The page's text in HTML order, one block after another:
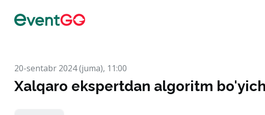
20-sentabr 2024 (juma), 11:00
Xalqaro ekspertdan algoritm